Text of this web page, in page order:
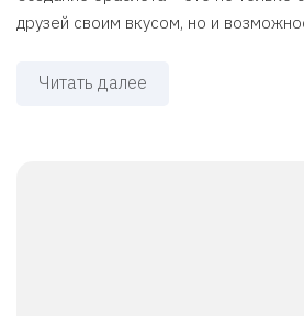
друзей своим вкусом, но и
Читать далее